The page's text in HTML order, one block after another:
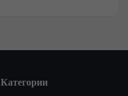
Категории